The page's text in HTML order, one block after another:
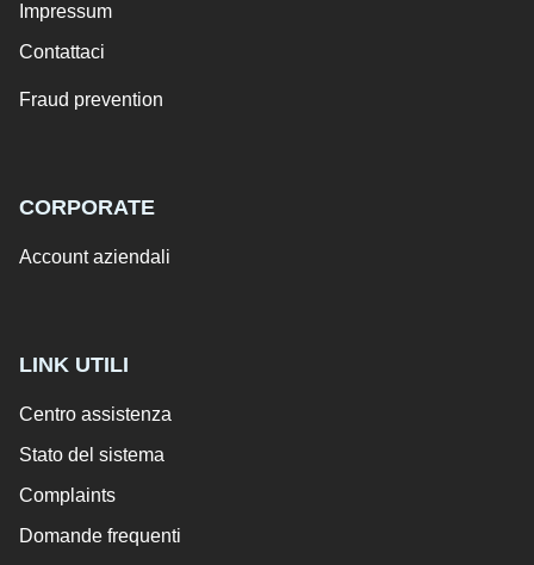
Impressum
Contattaci
Fraud prevention
CORPORATE
Account aziendali
LINK UTILI
Centro assistenza
Stato del sistema
Complaints
Domande frequenti